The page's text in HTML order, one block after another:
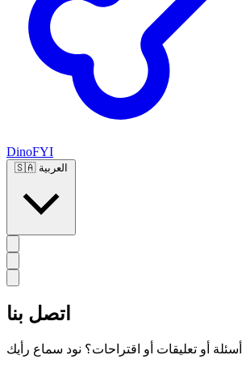
DinoFYI
🇸🇦 العربية
اتصل بنا